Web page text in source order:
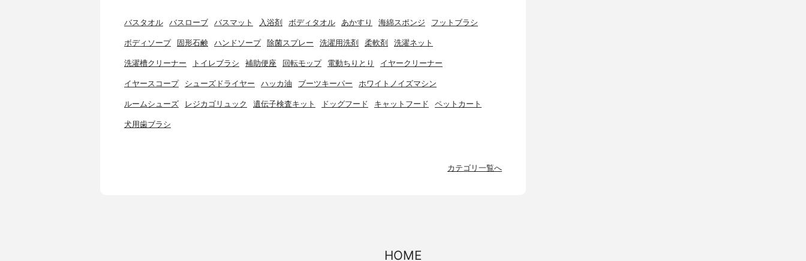
バスタオル バスローブ バスマット 入浴剤 ボディタオル あかすり 海綿スポンジ フットブラシ
ボディソープ 固形石鹸 ハンドソープ 除菌スプレー 洗濯用洗剤 柔軟剤 洗濯ネット
洗濯槽クリーナー トイレブラシ 補助便座 回転モップ 電動ちりとり イヤークリーナー
イヤースコープ シューズドライヤー ハッカ油 ブーツキーパー ホワイトノイズマシン
ルームシューズ レジカゴリュック 遺伝子検査キット ドッグフード キャットフード ペットカート
犬用歯ブラシ
カテゴリ一覧へ
HOME